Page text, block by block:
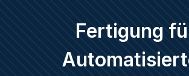
Fertigung